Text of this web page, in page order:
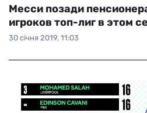
30 січня 2019, 11:03
Месси позади
игроков топ-лиг в этом